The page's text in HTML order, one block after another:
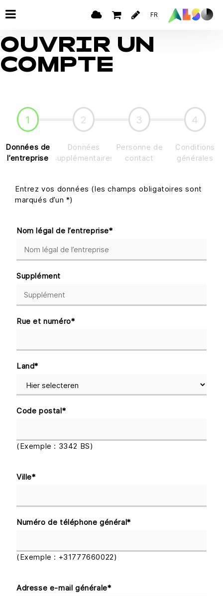
FR
OUVRIR UN
COMPTE
1
Données de
l’entreprise
2
Données
supplémentaires
3
Personne de
contact
4
Conditions
générales
Entrez vos données (les champs obligatoires sont
marqués d’un *)
Nom légal de l’entreprise*
Supplément
Rue et numéro*
Land*
Code postal*
(Exemple : 3342 BS)
Ville*
Numéro de téléphone général*
(Exemple : +31777660022)
Adresse e-mail générale*